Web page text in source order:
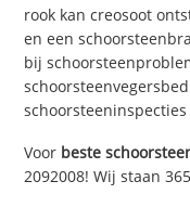
rook kan creosoot
en een
bij
Voor beste
2092008! Wij staan